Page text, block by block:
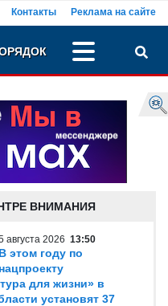
Контакты Реклама на сайте
ВНИМАНИЯ
августа 2026 13:50
В этом году по
нацпроекту
для жизни» в
установят 37